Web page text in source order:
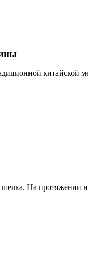
китайской
На протяжении